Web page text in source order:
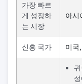
가장 빠르
게 성장하
는 시장
아시
신흥 국가 미국